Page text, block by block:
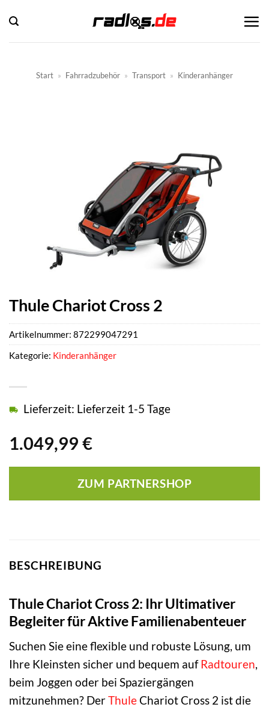
Inhalt
springen
Start » Fahrradzubehör » Transport » Kinderanhänger
Thule Chariot Cross 2
1.049,99 €
Lieferzeit: Lieferzeit 1-5 Tage
ZUM PARTNERSHOP
Artikelnummer: 872299047291
Kategorie: Kinderanhänger
BESCHREIBUNG
Thule Chariot Cross 2: Ihr Ultimativer
Begleiter für Aktive Familienabenteuer
Suchen Sie eine flexible und robuste Lösung, um
Ihre Kleinsten sicher und bequem aufRadtouren
beim Joggen oder bei Spaziergängen
mitzunehmen? DerThuleChariot Cross 2 ist die